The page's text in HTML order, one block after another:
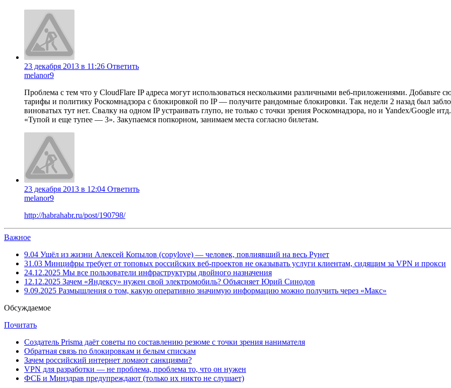
23 декабря 2013 в 11:26 Ответить
melanor9
Проблема с тем что у CloudFlare IP адреса могут использоваться несколькими различными веб-приложениями. Добавьте
тарифы и политику Роскомнадзора с блокировкой по IP — получите рандомные блокировки. Так недели 2 назад был
виноватых тут нет. Свалку на одном IP устраивать глупо, не только с точки зрения Роскомнадзора, но и Yandex/Google
«Тупой и еще тупее — 3». Закупаемся попкорном, занимаем места согласно билетам.
23 декабря 2013 в 12:04 Ответить
melanor9
http://habrahabr.ru/post/190798/
Важное
9.04 Ушёл из жизни Алексей Копылов (copylove) — человек, повлиявший на весь Рунет
31.03 Минцифры требует от топовых российских веб-проектов не оказывать услуги клиентам, сидящим за VPN и прокси
24.12.2025 Мы все пользователи инфраструктуры двойного назначения
12.12.2025 Зачем «Яндексу» нужен свой электромобиль? Объясняет Юрий Синодов
9.09.2025 Размышления о том, какую оперативно значимую информацию можно получить через «Макс»
Обсуждаемое
Почитать
Создатель Prisma даёт советы по составлению резюме с точки зрения нанимателя
Обратная связь по блокировкам и белым спискам
Зачем российский интернет ломают санкциями?
VPN для разработки — не проблема, проблема то, что он нужен
ФСБ и Минздрав предупреждают (только их никто не слушает)